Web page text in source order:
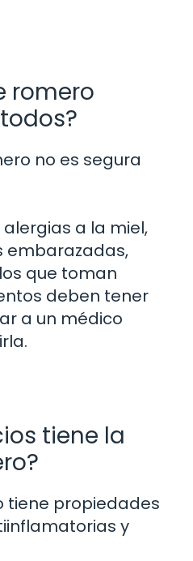
romero
no es segura
a la miel,
embarazadas,
que toman
deben tener
a un médico
tiene la
tiene propiedades
y